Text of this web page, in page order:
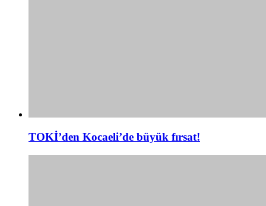
TOKİ’den Kocaeli’de büyük fırsat!